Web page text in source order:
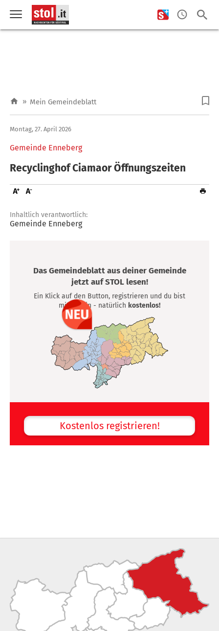
» Mein Gemeindeblatt
Gemeinde Enneberg
Montag, 27. April 2026
Recyclinghof Ciamaor Öffnungszeiten
Inhaltlich verantwortlich:
Gemeinde Enneberg
Das Gemeindeblatt aus deiner Gemeinde
jetzt auf STOL lesen!
Ein Klick auf den Button, registrieren und du bist
mittendrin - natürlich kostenlos!
Kostenlos registrieren!